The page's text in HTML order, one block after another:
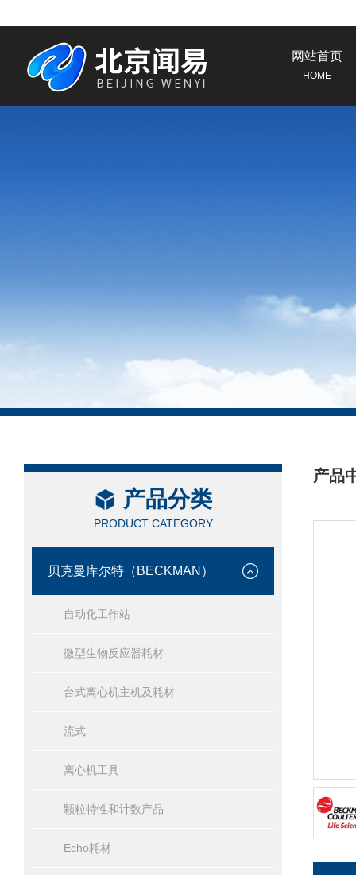
网站首页
HOME
产品分类
PRODUCT CATEGORY
贝克曼库尔特（BECKMAN）
自动化工作站
微型生物反应器耗材
台式离心机主机及耗材
流式
离心机工具
颗粒特性和计数产品
Echo耗材
产品
/